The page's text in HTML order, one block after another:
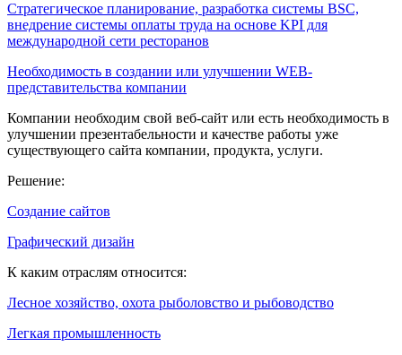
Стратегическое планирование, разработка системы BSC,
внедрение системы оплаты труда на основе KPI для
международной сети ресторанов
Необходимость в создании или улучшении WEB-
представительства компании
Компании необходим свой веб-сайт или есть необходимость в
улучшении презентабельности и качестве работы уже
существующего сайта компании, продукта, услуги.
Решение:
Создание сайтов
Графический дизайн
К каким отраслям относится:
Лесное хозяйство, охота рыболовство и рыбоводство
Легкая промышленность